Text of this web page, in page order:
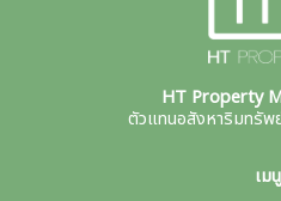
HT Property
ตัวแทนอสังหาริมทรัพ
เมนู